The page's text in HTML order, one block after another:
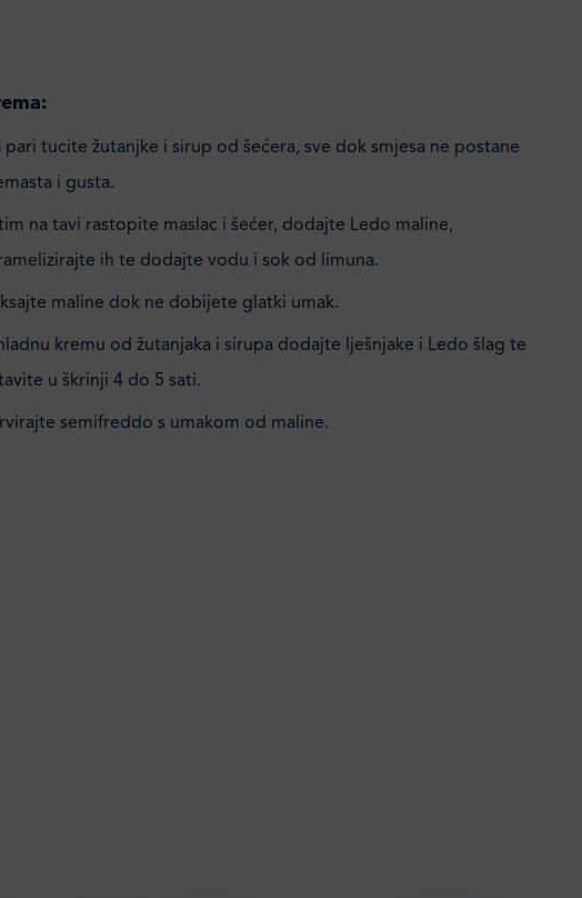
pari tucite žutanjke i sirup od šećera, sve dok smjesa ne postane
i gusta.
na tavi rastopite maslac i šećer, dodajte Ledo maline,
ih te dodajte vodu i sok od limuna.
maline dok ne dobijete glatki umak.
kremu od žutanjaka i sirupa dodajte lješnjake i Ledo šlag te
u škrinji 4 do 5 sati.
semifreddo s umakom od maline.